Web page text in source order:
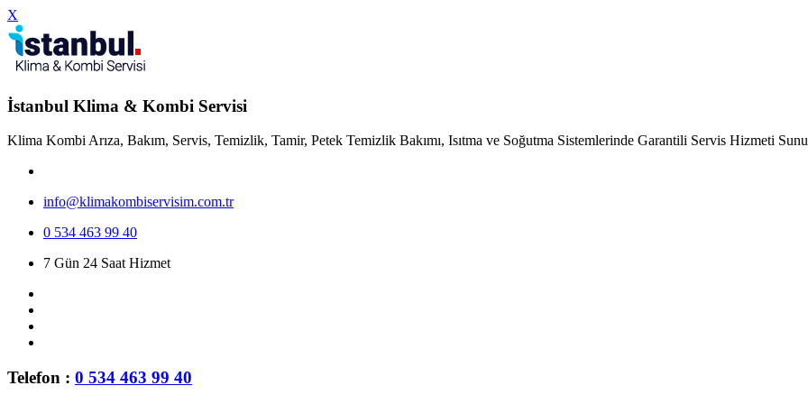
X
İstanbul Klima & Kombi Servisi
Klima Kombi Arıza, Bakım, Servis, Temizlik, Tamir, Petek Temizlik Bakımı, Isıtma ve Soğutma Sistemlerinde Garantili Servis Hizmeti
info@klimakombiservisim.com.tr
0 534 463 99 40
7 Gün 24 Saat Hizmet
Telefon : 0 534 463 99 40